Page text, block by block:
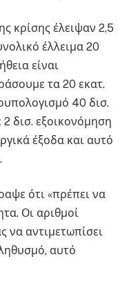
κρίσης έλειψαν 2,5
έλλειμα 20
είναι
τα 20 εκατ.
40 δισ.
δισ. εξοικονόμηση
έξοδα και αυτό
ότι «πρέπει να
Οι αριθμοί
να αντιμετωπίσει
αυτό